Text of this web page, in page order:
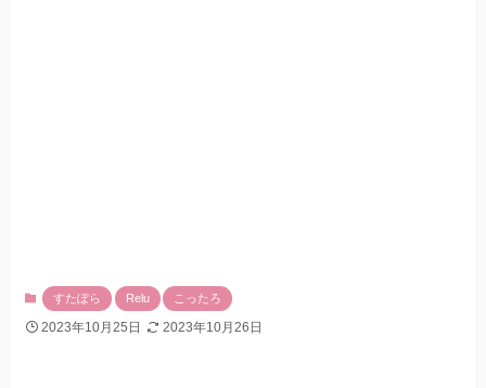
すたぽら Relu こったろ
2023年10月25日 2023年10月26日